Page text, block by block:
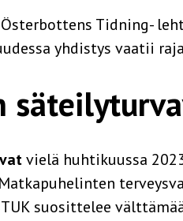
Tidning-
yhdistys vaatii
vielä huhtikuussa
suosittelee